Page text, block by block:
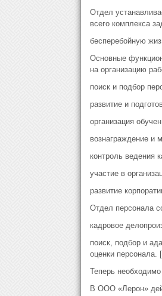
Отдел
всего комплекса
бесперебойную
Основные
на организацию
поиск и подбор
развитие и
организация
вознаграждение и
контроль ведения
участие в
развитие
Отдел персонала
кадровое
поиск, подбор и
оценки персонала.
Теперь
В ООО «Лерон»